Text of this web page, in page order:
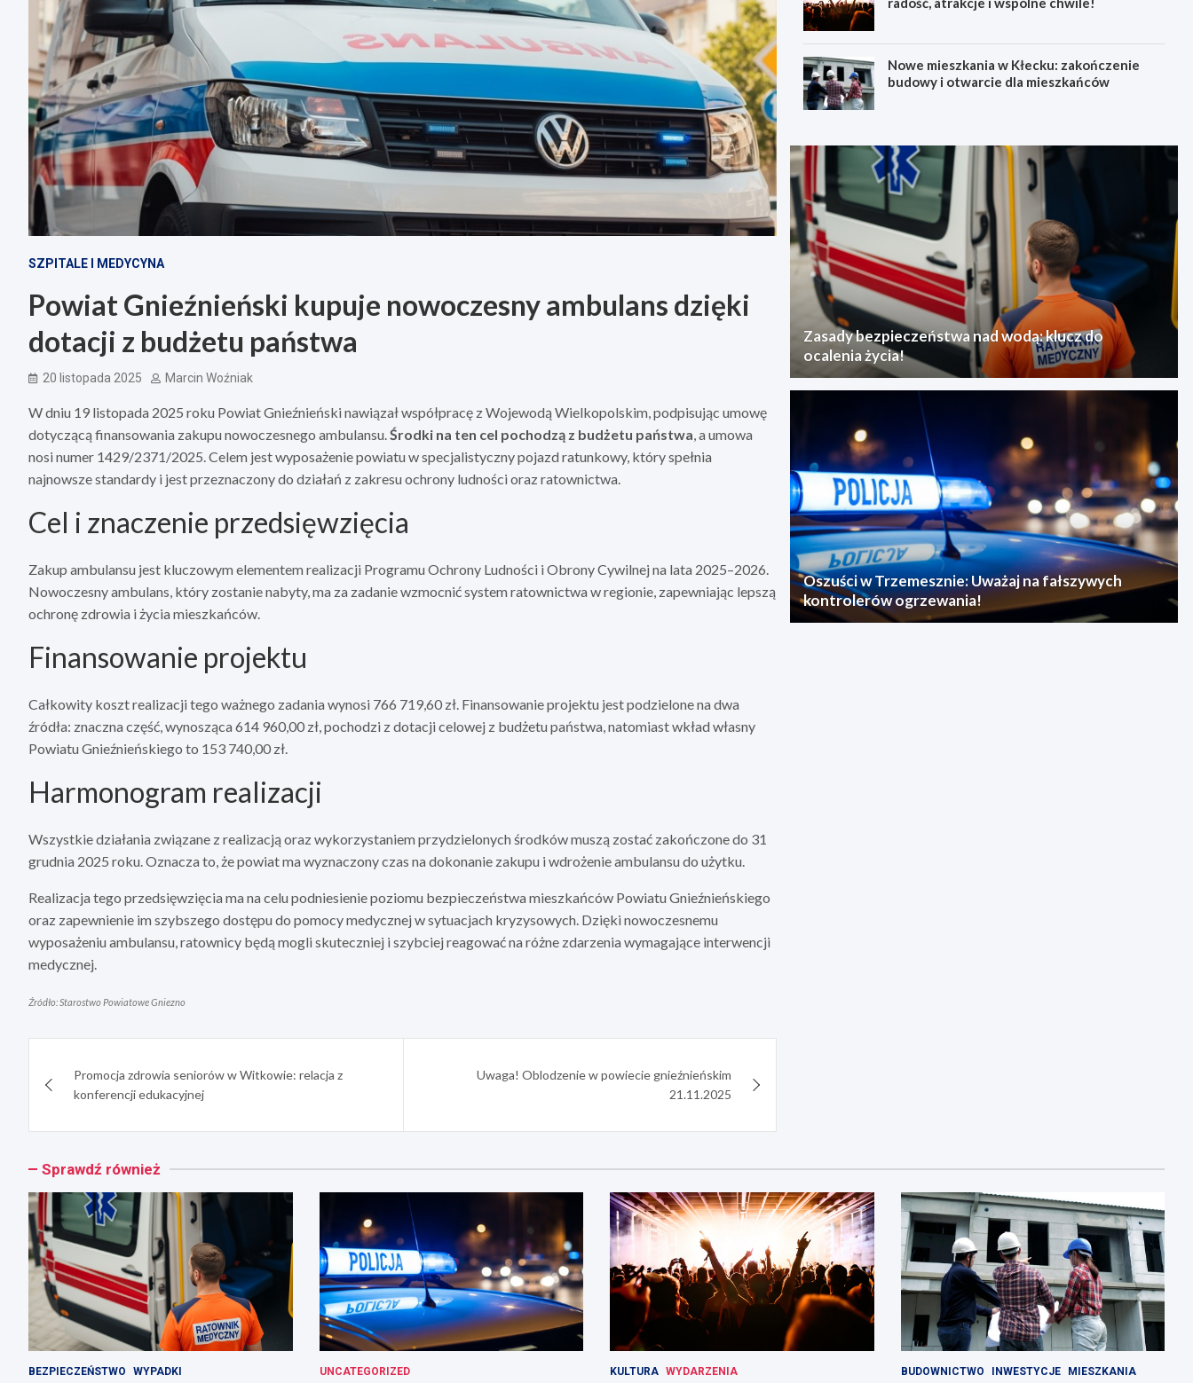
SZPITALE I MEDYCYNA
Powiat Gnieźnieński kupuje nowoczesny ambulans dzięki
dotacji z budżetu państwa
20 listopada 2025 Marcin Woźniak
W dniu 19 listopada 2025 roku Powiat Gnieźnieński nawiązał współpracę z Wojewodą Wielkopolskim, podpisując umowę
dotyczącą finansowania zakupu nowoczesnego ambulansu.Środki na ten cel pochodzą z budżetu państwa, a umowa
nosi numer 1429/2371/2025. Celem jest wyposażenie powiatu w specjalistyczny pojazd ratunkowy, który spełnia
najnowsze standardy i jest przeznaczony do działań z zakresu ochrony ludności oraz ratownictwa.
Cel i znaczenie przedsięwzięcia
Zakup ambulansu jest kluczowym elementem realizacji Programu Ochrony Ludności i Obrony Cywilnej na lata 2025–2026.
Nowoczesny ambulans, który zostanie nabyty, ma za zadanie wzmocnić system ratownictwa w regionie, zapewniając lepszą
ochronę zdrowia i życia mieszkańców.
Finansowanie projektu
Całkowity koszt realizacji tego ważnego zadania wynosi 766 719,60 zł. Finansowanie projektu jest podzielone na dwa
źródła: znaczna część, wynosząca 614 960,00 zł, pochodzi z dotacji celowej z budżetu państwa, natomiast wkład własny
Powiatu Gnieźnieńskiego to 153 740,00 zł.
Harmonogram realizacji
Wszystkie działania związane z realizacją oraz wykorzystaniem przydzielonych środków muszą zostać zakończone do 31
grudnia 2025 roku. Oznacza to, że powiat ma wyznaczony czas na dokonanie zakupu i wdrożenie ambulansu do użytku.
Realizacja tego przedsięwzięcia ma na celu podniesienie poziomu bezpieczeństwa mieszkańców Powiatu Gnieźnieńskiego
oraz zapewnienie im szybszego dostępu do pomocy medycznej w sytuacjach kryzysowych. Dzięki nowoczesnemu
wyposażeniu ambulansu, ratownicy będą mogli skuteczniej i szybciej reagować na różne zdarzenia wymagające interwencji
medycznej.
Źródło: Starostwo Powiatowe Gniezno
wpisuPromocja zdrowia seniorów w Witkowie: relacja z
konferencji edukacyjnej
Uwaga! Oblodzenie w powiecie gnieźnieńskim
21.11.2025
Nowe mieszkania w Kłecku: zakończenie
budowy i otwarcie dla mieszkańców
Zasady bezpieczeństwa nad wodą: klucz do
ocalenia życia!
Oszuści w Trzemesznie: Uważaj na fałszywych
kontrolerów ogrzewania!
Sprawdź również
BEZPIECZEŃSTWO WYPADKI UNCATEGORIZED KULTURA WYDARZENIA BUDOWNICTWO INWESTYCJE MIESZKANIA